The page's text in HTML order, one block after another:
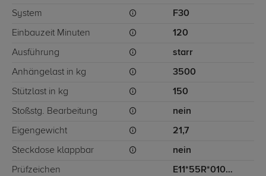
System F30
Einbauzeit Minuten 120
Ausführung starr
Anhängelast in kg 3500
Stützlast in kg 150
Stoßstg. Bearbeitung nein
Eigengewicht 21,7
Steckdose klappbar nein
Prüfzeichen E11*55R*0106*11478